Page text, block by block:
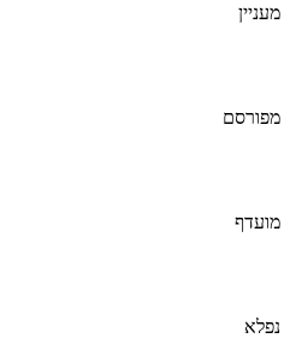
מעניין
מפורסם
מועדף
נפלא